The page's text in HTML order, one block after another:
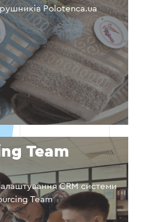
Polotenca.ua
Team
CRM системи
Team